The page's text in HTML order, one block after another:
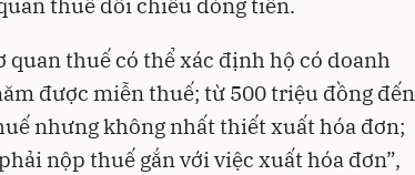
quan thuế có thể xác định hộ có doanh
được miễn thuế; từ 500 triệu đồng đến
nhưng không nhất thiết xuất hóa đơn;
nộp thuế gắn với việc xuất hóa đơn”,